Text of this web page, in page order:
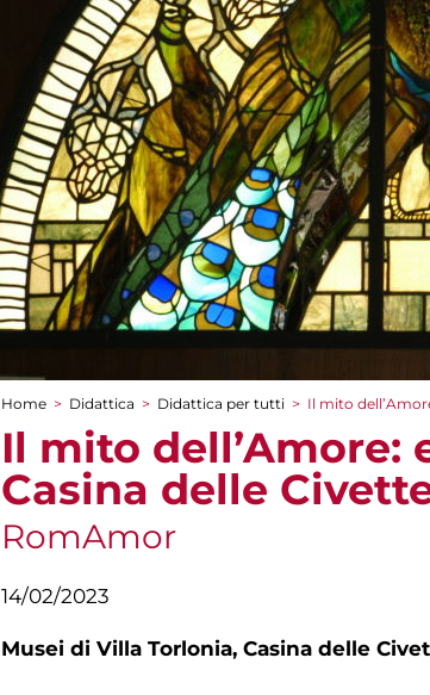
Tu sei qui
Home > Didattica > Didattica per tutti > Il mito
Il mito
Casina delle
RomAmor
14/02/2023
Musei di Villa Torlonia, Casina delle